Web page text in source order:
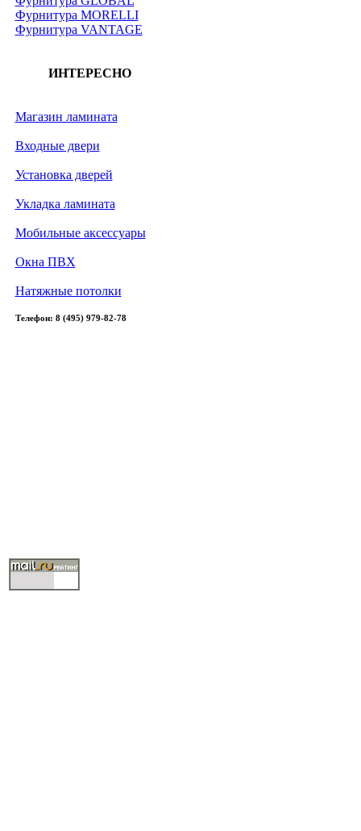
Фурнитура MORELLI
Фурнитура VANTAGE
ИНТЕРЕСНО
Магазин ламината
Входные двери
Установка дверей
Укладка ламината
Мобильные аксессуары
Окна ПВХ
Натяжные потолки
Телефон: 8 (495) 979-82-78